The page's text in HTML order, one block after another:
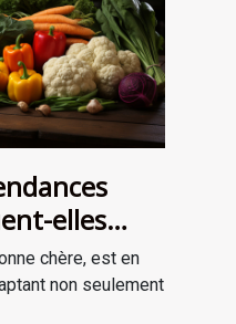
elles
chère, est en
non seulement